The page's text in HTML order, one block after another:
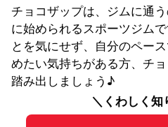
チョコザップは、ジムに通
に始められるスポーツジム
とを気にせず、自分のペー
めたい気持ちがある方、チ
踏み出しましょう♪
＼くわしく知